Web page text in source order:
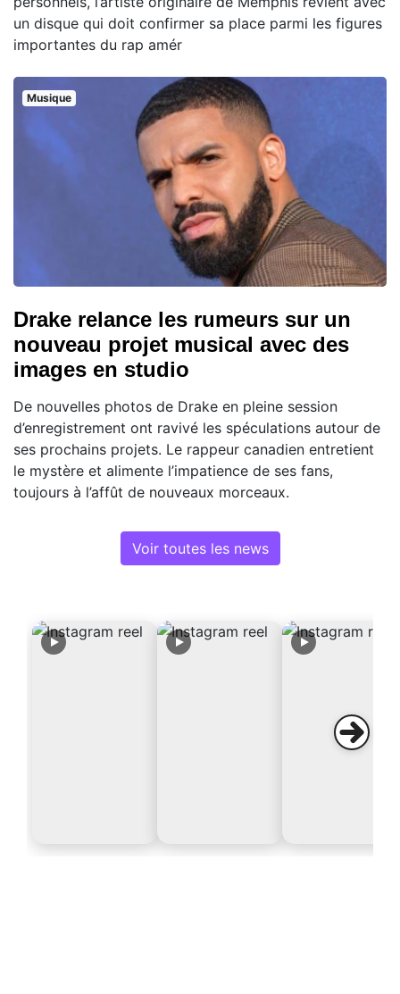
un disque qui doit confirmer sa place parmi les figures
importantes du rap amér
Musique
Drake relance les rumeurs sur un
nouveau projet musical avec des
images en studio
De nouvelles photos de Drake en pleine session
d’enregistrement ont ravivé les spéculations autour de
ses prochains projets. Le rappeur canadien entretient
le mystère et alimente l’impatience de ses fans,
toujours à l’affût de nouveaux morceaux.
Voir toutes les news